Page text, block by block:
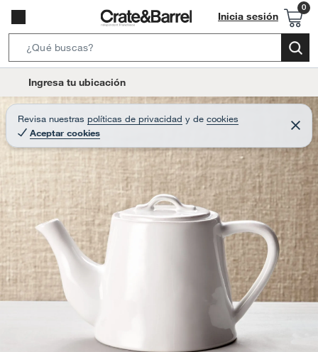
Inicia sesión
e
r
c
B
a
r
o
t
n
i
c
o
n
Ingresa tu ubicación
Revisa nuestras políticas de privacidad y de cookies
Aceptar cookies
C
e
r
a
r